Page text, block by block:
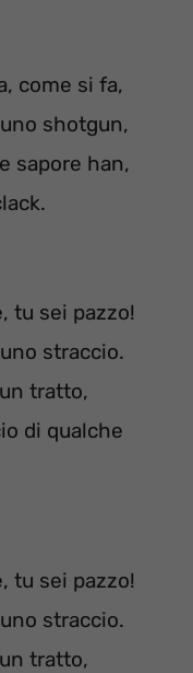
come si fa,
shotgun,
sapore han,
tu sei pazzo!
straccio.
tratto,
di qualche
tu sei pazzo!
straccio.
tratto,